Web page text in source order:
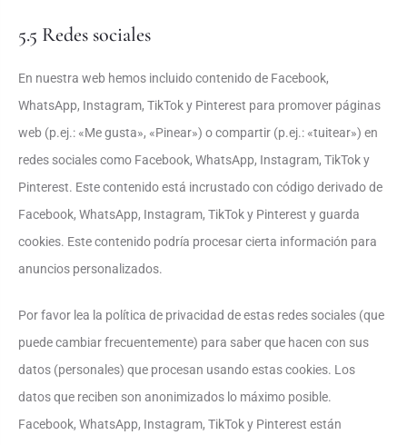
5.5 Redes sociales
En nuestra web hemos incluido contenido de Facebook,
WhatsApp, Instagram, TikTok y Pinterest para promover páginas
web (p.ej.: «Me gusta», «Pinear») o compartir (p.ej.: «tuitear») en
redes sociales como Facebook, WhatsApp, Instagram, TikTok y
Pinterest. Este contenido está incrustado con código derivado de
Facebook, WhatsApp, Instagram, TikTok y Pinterest y guarda
cookies. Este contenido podría procesar cierta información para
anuncios personalizados.
Por favor lea la política de privacidad de estas redes sociales (que
puede cambiar frecuentemente) para saber que hacen con sus
datos (personales) que procesan usando estas cookies. Los
datos que reciben son anonimizados lo máximo posible.
Facebook, WhatsApp, Instagram, TikTok y Pinterest están